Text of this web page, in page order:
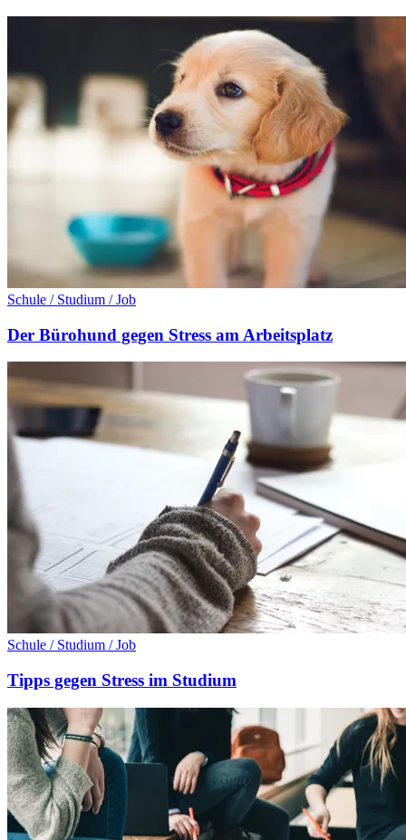
Schule / Studium / Job
Der Bürohund gegen Stress am Arbeitsplatz
Schule / Studium / Job
Tipps gegen Stress im Studium